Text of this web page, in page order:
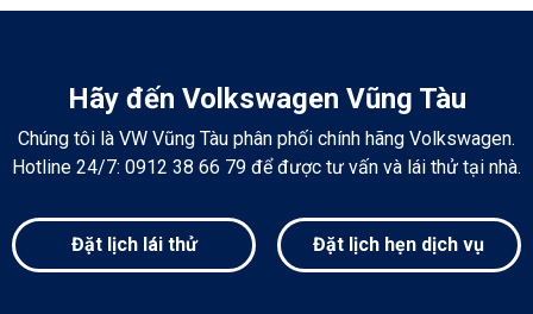
Hãy đến Volkswagen Vũng Tàu
Chúng tôi là VW Vũng Tàu phân phối chính hãng Volkswagen.
Hotline 24/7: 0912 38 66 79 để được tư vấn và lái thử tại nhà.
Đặt lịch lái thử Đặt lịch hẹn dịch vụ